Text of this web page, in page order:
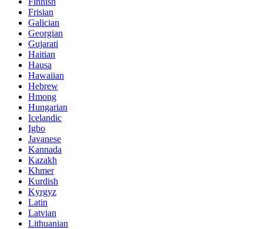
Frisian
Galician
Georgian
Gujarati
Haitian
Hausa
Hawaiian
Hebrew
Hmong
Hungarian
Icelandic
Igbo
Javanese
Kannada
Kazakh
Khmer
Kurdish
Kyrgyz
Latin
Latvian
Lithuanian